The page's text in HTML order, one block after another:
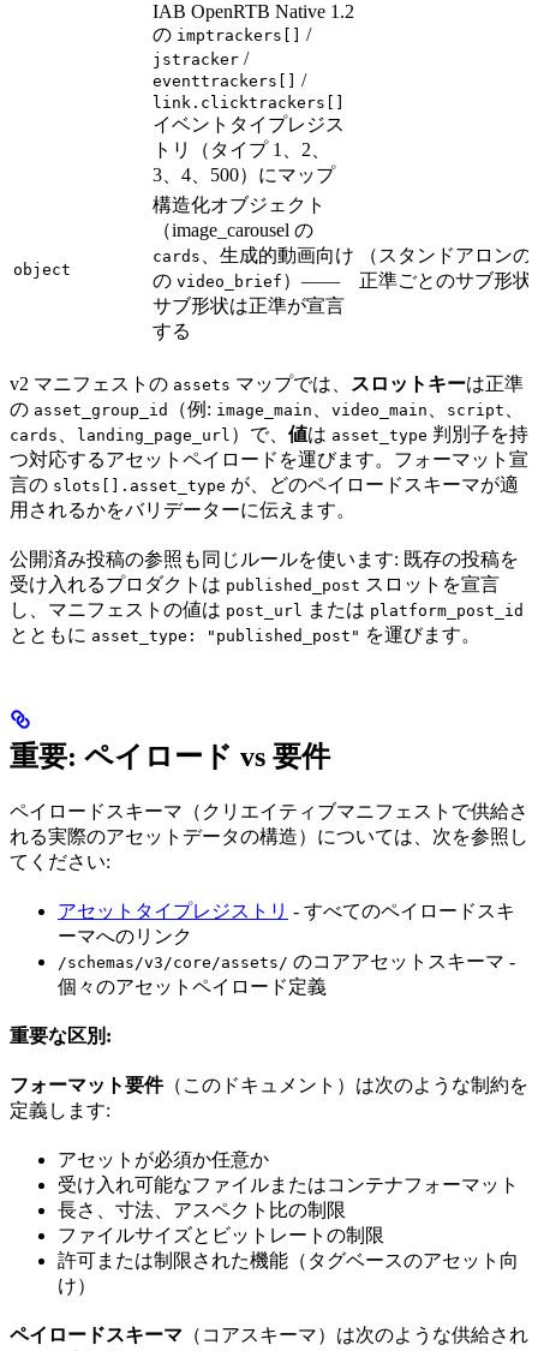
IAB OpenRTB Native 1.2
の imptrackers[] /
jstracker /
eventtrackers[] /
link.clicktrackers[]
イベントタイプレジス
トリ（タイプ 1、2、
3、4、500）にマップ
object
構造化オブジェクト
（image_carousel の
cards
、生成的動画向け
の video_brief ）——
サブ形状は正準が宣言
する
（スタンドアロン
正準ごとのサブ形状
v2 マニフェストの assets マップでは、 スロットキーは正準
の asset_group_id （例: image_main video_main script
cards landing_page_url ）で、 値は asset_type 判別子を持
つ対応するアセットペイロードを運びます。フォーマット宣
言の slots[].asset_type が、どのペイロードスキーマが適
用されるかをバリデーターに伝えます。
公開済み投稿の参照も同じルールを使います: 既存の投稿を
受け入れるプロダクトは published_post スロットを宣言
し、マニフェストの値は post_url または platform_post_id
とともに asset_type: "published_post" を運びます。
重要: ペイロード vs 要件
ペイロードスキーマ（クリエイティブマニフェストで供給さ
れる実際のアセットデータの構造）については、次を参照し
てください:
アセットタイプレジストリ - すべてのペイロードスキ
ーマへのリンク
/schemas/v3/core/assets/ のコアアセットスキーマ -
個々のアセットペイロード定義
重要な区別:
フォーマット要件（このドキュメント）は次のような制約を
定義します:
アセットが必須か任意か
受け入れ可能なファイルまたはコンテナフォーマット
長さ、寸法、アスペクト比の制限
ファイルサイズとビットレートの制限
許可または制限された機能（タグベースのアセット向
け）
ペイロードスキーマ （コアスキーマ）は次のような供給され